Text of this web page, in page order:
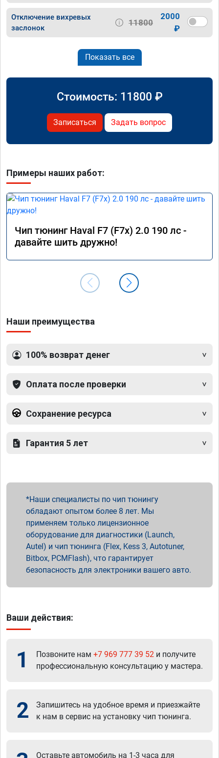
Отключение вихревых
заслонок
11800
2000
₽
Показать все
Стоимость: 11800 ₽
Записаться Задать вопрос
Примеры наших работ:
Чип тюнинг Haval F7 (F7x) 2.0 190 лс -
давайте шить дружно!
Наши преимущества
100% возврат денег
Оплата после проверки
Сохранение ресурса
Гарантия 5 лет
Наши специалисты по чип тюнингу
обладают опытом более 8 лет. Мы
применяем только лицензионное
оборудование для диагностики (Launch,
Autel) и чип тюнинга (Flex, Kess 3, Autotuner,
Bitbox, PCMFlash), что гарантирует
безопасность для электроники вашего авто.
Ваши действия:
1 Позвоните нам +7 969 777 39 52 и получите
профессиональную консультацию у мастера.
2
Запишитесь на удобное время и приезжайте
к нам в сервис на установку чип тюнинга.
Оставьте автомобиль на 1-3 часа для